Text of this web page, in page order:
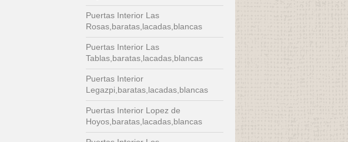
Puertas Interior Las
Rosas,baratas,lacadas,blancas
Puertas Interior Las
Tablas,baratas,lacadas,blancas
Puertas Interior
Legazpi,baratas,lacadas,blancas
Puertas Interior Lopez de
Hoyos,baratas,lacadas,blancas